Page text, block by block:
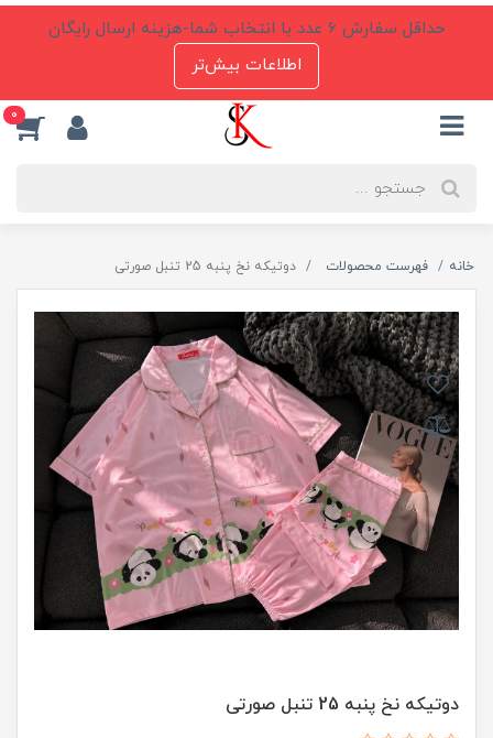
حداقل سفارش 6 عدد با انتخاب شما-هزینه ارسال رایگان
اطلاعات بیش‌تر
0
خانه فهرست محصولات دوتیکه نخ پنبه 25 تنبل صورتی
دوتیکه نخ پنبه 25 تنبل صورتی